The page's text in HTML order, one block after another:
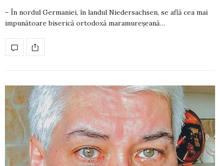
– În nordul Germaniei, în landul Niedersachsen, se află cea mai
impu­nă­toare biserică ortodoxă maramureșeană…